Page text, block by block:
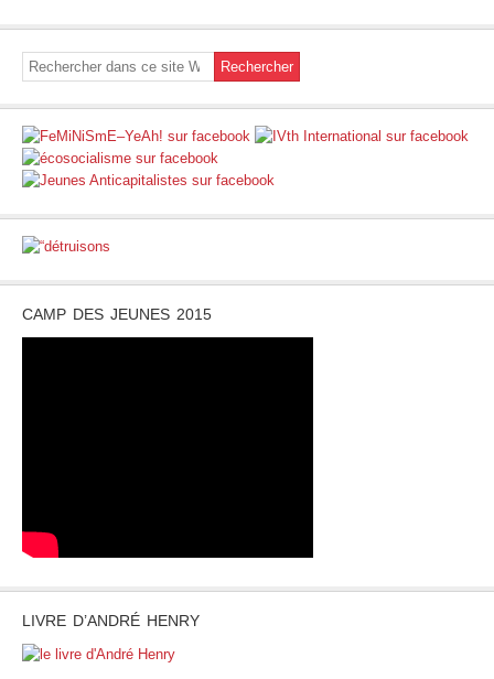
CAMP DES JEUNES 2015
LIVRE D’ANDRÉ HENRY